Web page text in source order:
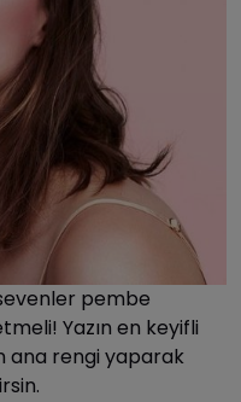
pembe
Yazın en keyifli
ana rengi yaparak